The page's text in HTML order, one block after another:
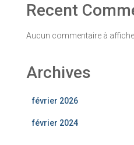
Recent
Aucun commentaire à
Archives
février 2026
février 2024